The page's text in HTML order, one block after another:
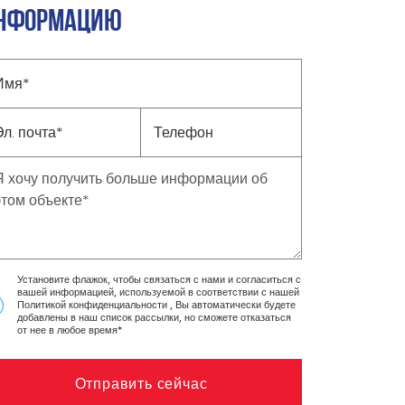
Установите флажок, чтобы связаться с нами и согласиться с
вашей информацией, используемой в соответствии с нашей
Политикой конфиденциальности , Вы автоматически будете
добавлены в наш список рассылки, но сможете отказаться
от нее в любое время*